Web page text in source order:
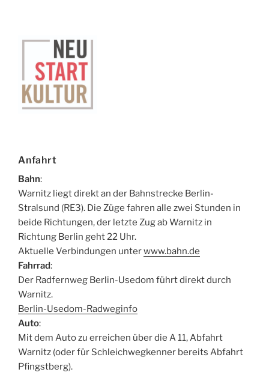
Anfahrt
Bahn:
Warnitz liegt direkt an der Bahnstrecke Berlin-
Stralsund (RE3). Die Züge fahren alle zwei Stunden in
beide Richtungen, der letzte Zug ab Warnitz in
Richtung Berlin geht 22 Uhr.
Aktuelle Verbindungen unterwww.bahn.de
Fahrrad:
Der Radfernweg Berlin-Usedom führt direkt durch
Warnitz.
Berlin-Usedom-Radweginfo
Auto:
Mit dem Auto zu erreichen über die A 11, Abfahrt
Warnitz (oder für Schleichwegkenner bereits Abfahrt
Pfingstberg).